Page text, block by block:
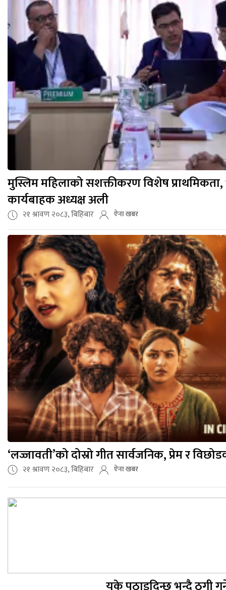
मुस्लिम महिलाको सशक्तीकरण विशेष प्राथमिकता,
कार्यबाहक अध्यक्ष अली
२१ श्रावण २०८३, बिहिबार ऐना खबर
‘लज्जावती’को दोस्रो गीत सार्वजनिक, प्रेम र
२१ श्रावण २०८३, बिहिबार ऐना खबर